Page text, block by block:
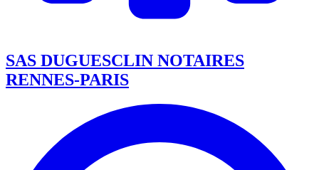
SAS DUGUESCLIN NOTAIRES
RENNES-PARIS